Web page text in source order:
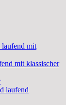
mit
mit klassischer
laufend